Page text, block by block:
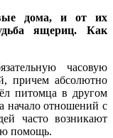
дома, и от их
ящериц. Как
часовую
причем абсолютно
питомца в другом
начало отношений с
часто возникают
помощь.